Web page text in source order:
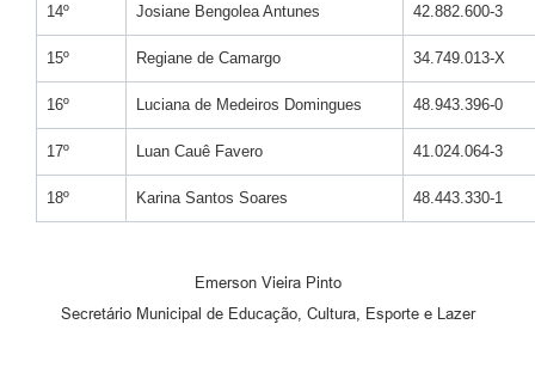
14º Josiane Bengolea Antunes 42.882.600-3
15º Regiane de Camargo 34.749.013-X
16º Luciana de Medeiros Domingues 48.943.396-0
17º Luan Cauê Favero 41.024.064-3
18º Karina Santos Soares 48.443.330-1
Emerson Vieira Pinto
Secretário Municipal de Educação, Cultura, Esporte e Lazer